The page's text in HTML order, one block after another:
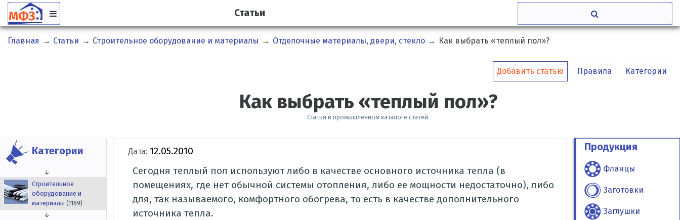
Статьи
Главная → Статьи → Строительное оборудование и материалы → Отделочные материалы, двери, стекло → Как выбрать «теплый пол»?
Добавить статью Правила Категории
Как выбрать «теплый пол»?
Статья в промышленном каталоге статей.
Категории
↓
Строительное
оборудование и
материалы(1169)
↓
Дата: 12.05.2010
Сегодня теплый пол используют либо в качестве основного источника тепла (в
помещениях, где нет обычной системы отопления, либо ее мощности недостаточно), либо
для, так называемого, комфортного обогрева, то есть в качестве дополнительного
источника тепла.
Продукция
Фланцы
Заготовки
Заглушки